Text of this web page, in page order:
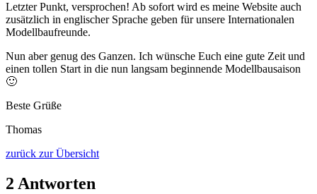
Letzter Punkt, versprochen! Ab sofort wird es meine Website auch
zusätzlich in englischer Sprache geben für unsere Internationalen
Modellbaufreunde.
Nun aber genug des Ganzen. Ich wünsche Euch eine gute Zeit und
einen tollen Start in die nun langsam beginnende Modellbausaison
🙂
Beste Grüße
Thomas
zurück zur Übersicht
2 Antworten